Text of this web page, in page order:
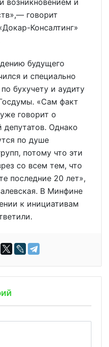
возникновением и
говорит
Консалтинг»
будущего
и специально
бухучету и аудиту
«Сам факт
говорит о
депутатов. Однако
по душе
потому что эти
со всем тем, что
последние 20 лет»,
В Минфине
к инициативам